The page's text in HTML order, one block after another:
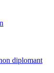
diplomant